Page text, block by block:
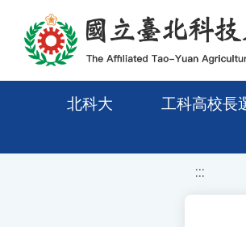
移至網頁之主要內容區位置
北科大 工科高校長
:::